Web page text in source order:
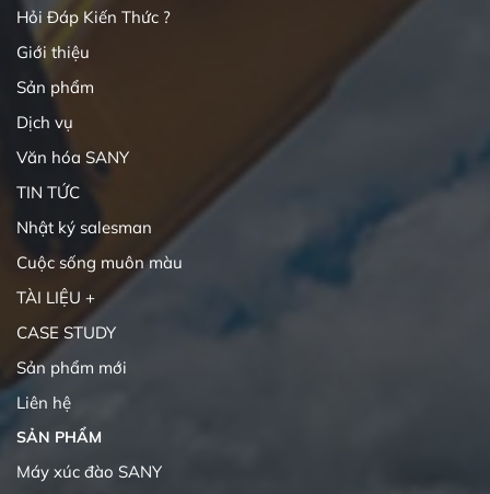
Hỏi Đáp Kiến Thức ?
Giới thiệu
Sản phẩm
Dịch vụ
Văn hóa SANY
TIN TỨC
Nhật ký salesman
Cuộc sống muôn màu
TÀI LIỆU +
CASE STUDY
Sản phẩm mới
Liên hệ
SẢN PHẨM
Máy xúc đào SANY